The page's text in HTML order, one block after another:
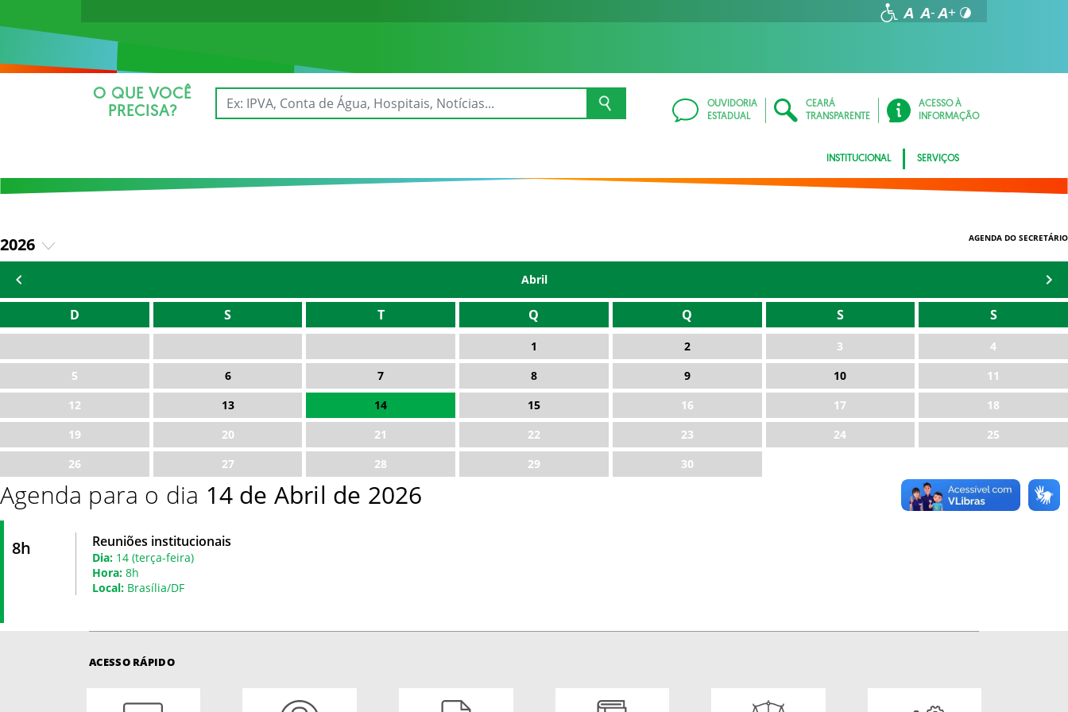
O QUE VOCÊ
PRECISA?
OUVIDORIA
ESTADUAL
CEARÁ
TRANSPARENTE
ACESSO À
INFORMAÇÃO
INSTITUCIONAL SERVIÇOS
2026
2025
AGENDA DO SECRETÁRIO
Abril
D S T Q Q S S
1 2 3
4
5
6 7 8 9 10
11
12
13 14 15 16 17
18
19
20 21 22 23 24
25
26
27 28 29 30
Agenda para o dia 14 de Abril de 2026
8h Reuniões institucionais
Dia: 14 (terça-feira)
Hora: 8h
Local: Brasília/DF
ACESSO RÁPIDO